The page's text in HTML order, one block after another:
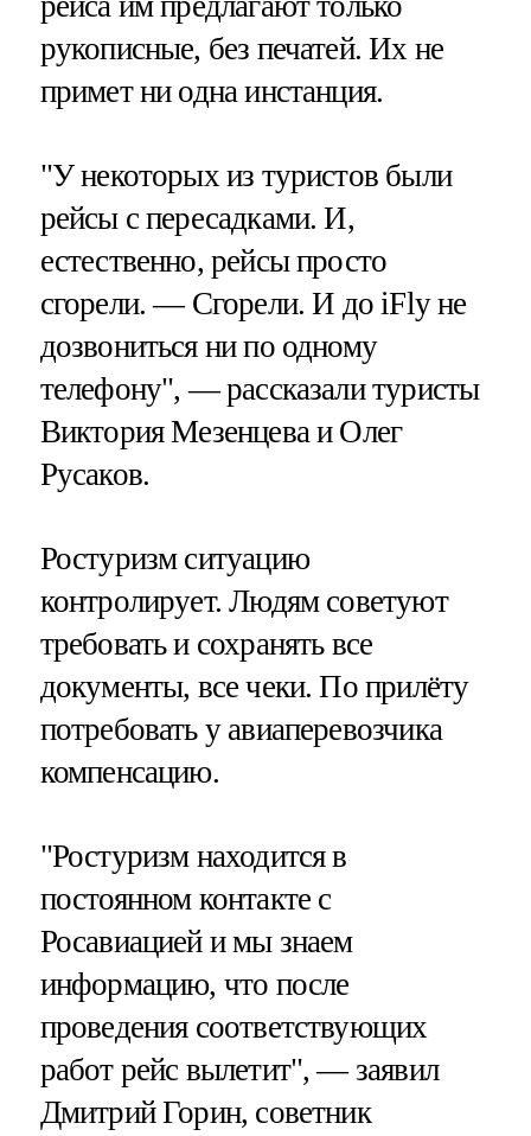
рукописные, без печатей. Их не
примет ни одна инстанция.
"У некоторых из туристов были
рейсы с пересадками. И,
естественно, рейсы просто
сгорели. — Сгорели. И до iFly не
дозвониться ни по одному
телефону", — рассказали туристы
Виктория Мезенцева и Олег
Русаков.
Ростуризм ситуацию
контролирует. Людям советуют
требовать и сохранять все
документы, все чеки. По прилёту
потребовать у авиаперевозчика
компенсацию.
"Ростуризм находится в
постоянном контакте с
Росавиацией и мы знаем
информацию, что после
проведения соответствующих
работ рейс вылетит", — заявил
Дмитрий Горин, советник